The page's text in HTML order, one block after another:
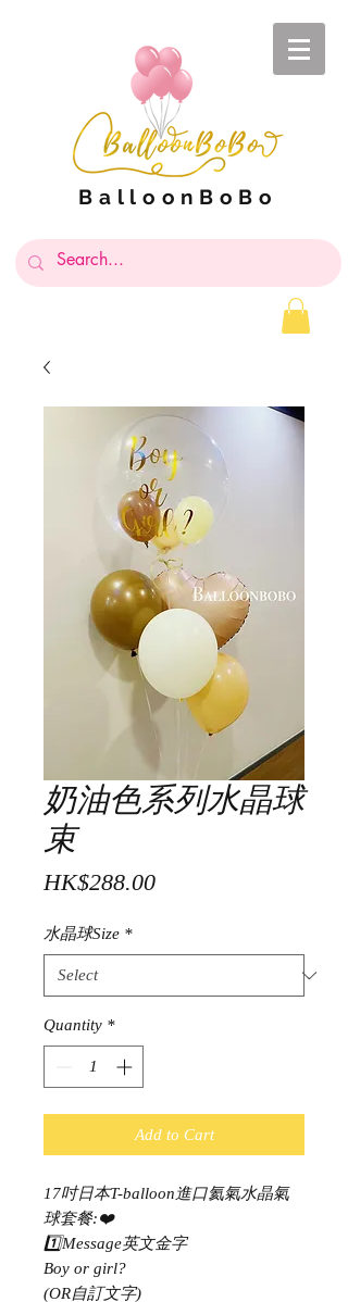
BalloonBoBo
奶油色系列水晶球
束
HK$288.00Price
水晶球Size *
Quantity *
Add to Cart
17吋日本T-balloon進口氦氣水晶氣
球套餐:❤️
1️⃣Message英文金字
Boy or girl?
(OR自訂文字)